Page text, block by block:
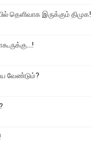
தெளிவாக இருக்கும் திமுக!
வேண்டும்?